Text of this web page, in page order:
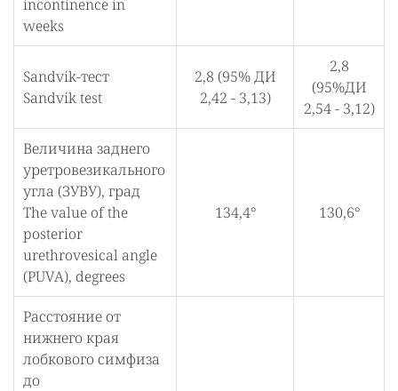
incontinence in
weeks
Sandvik-тест
Sandvik test
2,8 (95% ДИ
2,42 - 3,13)
2,8
(95%ДИ
2,54 - 3,12)
Величина заднего
уретровезикального
угла (ЗУВУ), град
The value of the
posterior
urethrovesical angle
(PUVA), degrees
134,4° 130,6°
Расстояние от
нижнего края
лобкового симфиза
до